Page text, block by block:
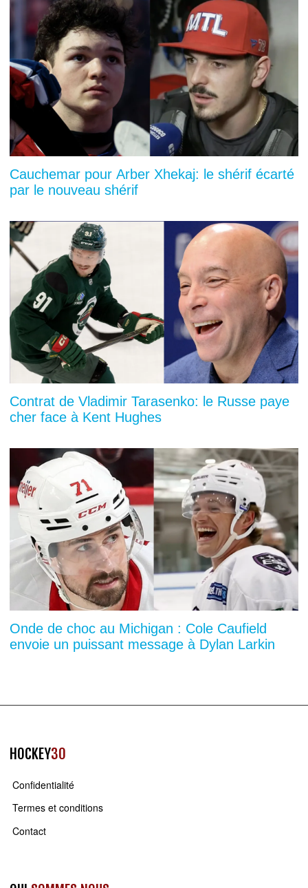
Cauchemar pour Arber Xhekaj: le shérif écarté
par le nouveau shérif
Contrat de Vladimir Tarasenko: le Russe paye
cher face à Kent Hughes
Onde de choc au Michigan : Cole Caufield
envoie un puissant message à Dylan Larkin
HOCKEY30
Confidentialité
Termes et conditions
Contact